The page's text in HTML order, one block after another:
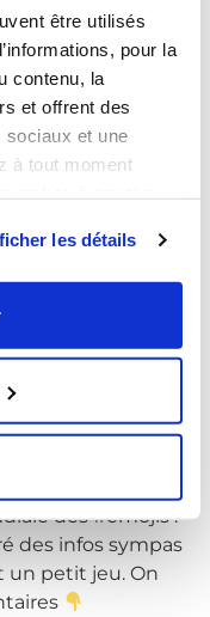
être utilisés
pour la
contenu, la
et offrent des
sociaux et une
à tout moment
les détails
des
fêter ç…
des #emojis .
des infos sympas
un petit jeu. On